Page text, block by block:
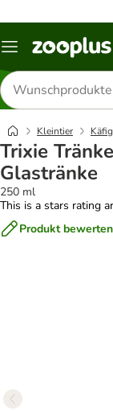
Menü
Produkte
suchen
Kleintier
Trixie
Glastränke
250 ml
This is a stars rating
Produkt bewerten